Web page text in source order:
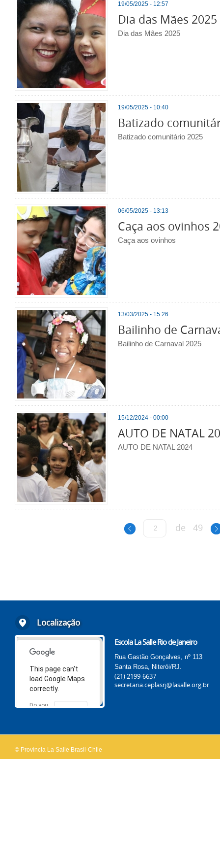
19/05/2025 - 12:57
Dia das Mães 2025
Dia das Mães 2025
19/05/2025 - 10:40
Batizado
Batizado comunitário 2025
06/05/2025 - 13:13
Caça aos ovinhos
Caça aos ovinhos
13/03/2025 - 15:26
Bailinho de
Bailinho de Carnaval 2025
15/12/2024 - 00:00
AUTO DE NATAL
AUTO DE NATAL 2024
de 49
Localização
This page can't
load Google Maps
correctly.
Do you
OK
Escola La Salle Rio de Janeiro
Rua Gastão Gonçalves, nº 113
Santa Rosa, Niterói/RJ.
(21) 2199-6637
secretaria.ceplasrj@lasalle.org.br
© Província La Salle Brasil-Chile